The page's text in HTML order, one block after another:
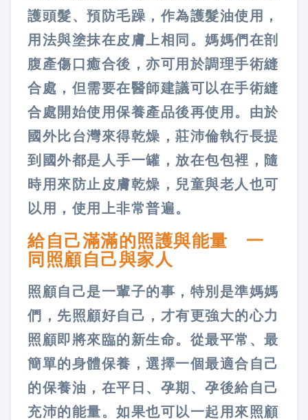
護頭髮、預防毛躁，作為護髮油使用，
用法與塗抹在皮膚上相同。媽媽們在剖
腹產傷口癒合後，亦可用於調理手術縫
合處，但需要在醫師建議可以在手術縫
合處開始使用保養產品後再使用。由於
國外比台灣來得乾燥，莊沛倫執行長提
到國外都是人手一罐，放在包包裡，隨
時用來防止皮膚乾燥，兒童與老人也可
以用，使用上非常普遍。
給自己滿滿的照護與能量 一
同照顧自己與家人
照顧自己是一輩子的事，特別是準媽媽
們，先照顧好自己，才有更強大的心力
照顧即將來臨的新生命。從最平常、最
簡單的身體保養，選擇一個最適合自己
的保養油，在平日、孕期、孕後給自己
充沛的能量。如果也可以一起用來照顧